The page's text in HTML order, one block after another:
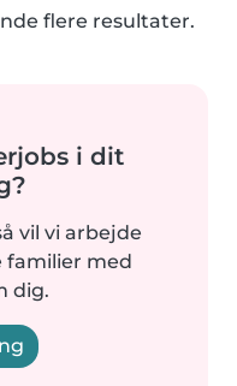
flere resultater.
i dit
vil vi arbejde
familier med
dig.